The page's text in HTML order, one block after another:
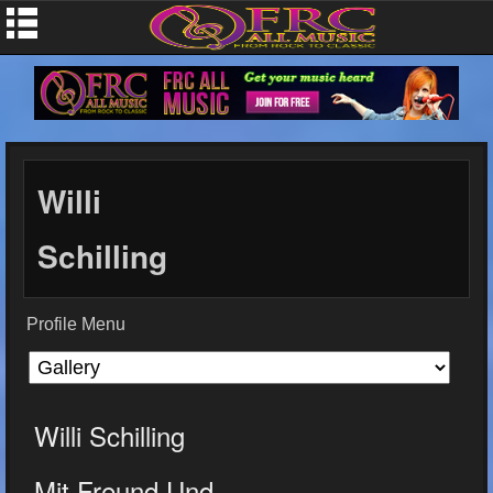
Willi
Schilling
Profile Menu
Willi Schilling